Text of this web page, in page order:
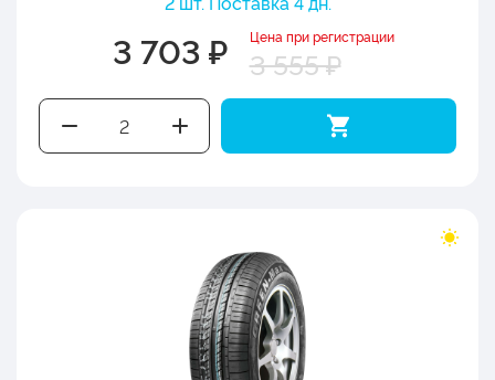
3 703 ₽ Цена при регистрации
3 555 ₽